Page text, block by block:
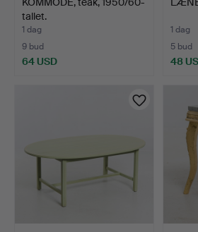
tallet.
1 dag
9 bud
64 USD
1 dag
5 bud
48